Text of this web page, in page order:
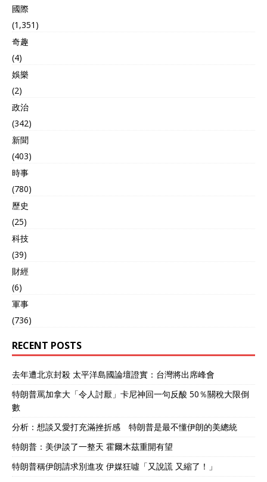
到意外——毕竟它是美国的
盟友，二战后靠美国的扶持
日本。然而，基辛格提到了
日本特有的历史文化，像战
国时代的“下克上”精神，即
下层阶级翻身争权的传统。
他观察到日本右翼势力正在
崛起，推动修宪，将自卫队
科技实力强劲，能制造先进
导弹。在全球局势混乱时，
日本可能会借机摆脱美国的
驻日美军基地发动攻击。 那
中国为何没被列入这三个国
家？基辛格曾多次访华，对
中国政策十分熟悉。他指
出，中国军费占GDP比例相
对较低，约为1.3%，且其核
中国发展航母和导弹主要是
防御南海及台海地区。中国
经济与全球高度融合，海外
让自己遭受巨大损失。基辛
格认为，中国追求的是经济
对抗。他特别提醒，大国之
间要避免陷入安全困境，防
止互相猜忌升级成军事冲
突，尤其是在核武时代，任
何误判都可能带来灾难。 基
辛格的这个预测并非空穴来
风，而是基于他多年目睹的
大国博弈经验。比如冷战时
期，美苏双方都手握核武
器，互相威胁，但最终靠外
交手段避免了核战争。他在
书中曾提到，世界秩序需要
奇迹极有可能在其他国家重
经发布，便引发了全球范围
内的热烈讨论。雅加达的媒
体称这是“印尼的机遇”，拉
各斯的广播讨论着“非洲的希
望”，柏林的报纸则热议德国
在欧盟中的重要角色。 印尼
与尼日利亚的崛起 此次名单
中，印尼位列第七，原因主
要在于其庞大且年轻的人口
以及地理位置上的巨大优
已经达到了2.7亿，劳动力成
本依然远低于许多西方国
家。雅加达至万隆的高铁项
目建成，标志着中国对印尼
基础设施投资的长远影响。
与此同时，中国的高污染、
低端产业开始向外迁移，东
南亚地区成为新的承接地。
印尼的工业园区也迅速扩
展，吸引了大量外商投资，
表现突出。预计到2024年，
印尼的港口吞吐量将居于全
球前列，位于巴厘岛和爪哇
岛的货运码头将成为区域贸
易的关键枢纽。印尼政府也
出台了一系列政策，提供外
审批流程，从而有效促进了
外商投资。此外，针对职业
教育的研发项目帮助数百万
年轻工人进入工厂劳动力市
场。专家团队预测，到2025
年，印尼的GDP将首次突破
1.5万亿美元，预计其增速将
达5.2%。他们指出，印尼摆
脱了传统单一经济模式，成
國際
(1,351)
奇趣
(4)
娛樂
(2)
政治
(342)
新聞
(403)
時事
(780)
歷史
(25)
科技
(39)
財經
(6)
軍事
(736)
RECENT POSTS
去年遭北京封殺 太平洋島國論壇證實：台灣將出席峰會
特朗普罵加拿大「令人討厭」卡尼神回一句反酸 50％關稅大限倒
數
分析：想談又愛打充滿挫折感 特朗普是最不懂伊朗的美總統
特朗普：美伊談了一整天 霍爾木茲重開有望
特朗普稱伊朗請求別進攻 伊媒狂噓「又說謊 又縮了！」